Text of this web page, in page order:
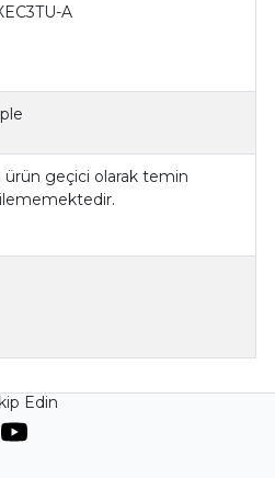
A
ürün geçici olarak temin
Edin